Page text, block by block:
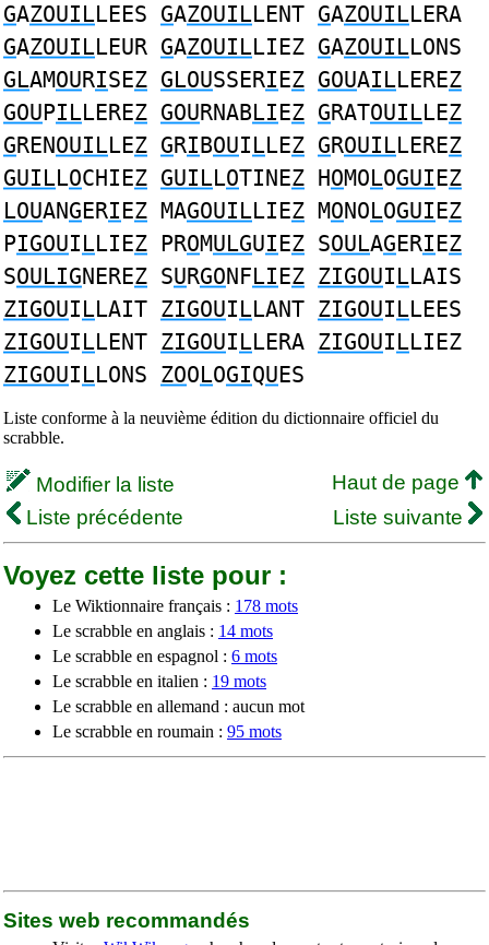
GAZOUILLEES GAZOUILLENT GAZOUILLERA
GAZOUILLEUR GAZOUILLIEZ GAZOUILLONS
GLAMOURISEZ GLOUSSERIEZ GOUAILLEREZ
GOUPILLEREZ GOURNABLIEZ GRATOUILLEZ
GRENOUILLEZ GRIBOUILLEZ GROUILLEREZ
GUILLOCHIEZ GUILLOTINEZ HOMOLOGUIEZ
LOUANGERIEZ MAGOUILLIEZ MONOLOGUIEZ
PIGOUILLIEZ PROMULGUIEZ SOULAGERIEZ
SOULIGNEREZ SURGONFLIEZ ZIGOUILLAIS
ZIGOUILLAIT ZIGOUILLANT ZIGOUILLEES
ZIGOUILLENT ZIGOUILLERA ZIGOUILLIEZ
ZIGOUILLONS ZOOLOGIQUES
Liste conforme à la neuvième édition du dictionnaire officiel du
scrabble.
Modifier la liste
Haut de page
Liste précédente
Liste suivante
Voyez cette liste pour :
Le Wiktionnaire français : 178 mots
Le scrabble en anglais : 14 mots
Le scrabble en espagnol : 6 mots
Le scrabble en italien : 19 mots
Le scrabble en allemand : aucun mot
Le scrabble en roumain : 95 mots
Sites web recommandés